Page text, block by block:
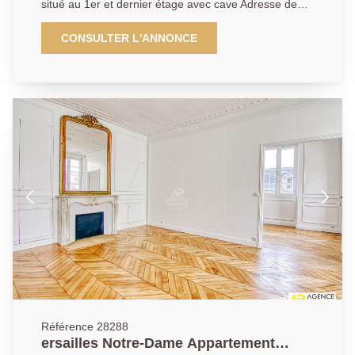
situé au 1er et dernier étage avec cave Adresse de
premier ordre en plein coeur du quartier Notre-Dame,
à 2 minutes à pied de la place Hoche, à proximité
immédiate des commerces de la rue de la Paroisse et
(calme absolu) d'un bel immeuble du 18ème siècle
aux parties communes élégantes. Vous y découvrirez
: une entrée, une pièce à vivre baignée de lumière,
une cuisine séparée équipée, 3 chambres, 2 salles de
douche avec WC. Une cave complète ce bien. À
visiter sans tarder. dpe en cours.
CONSULTER L'ANNONCE
Référence 28288
ersailles Notre-Dame Appartement